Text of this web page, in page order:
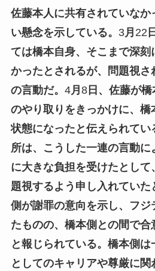
佐藤本人に共有されていなか
い懸念を示している。 3月 22
ては橋本自身、そこまで深刻
かったとされるが、問題視さ
の言動だ。 4月 8日、佐藤が
のやり取りをきっかけに、橋
状態になったと伝えられてい
所は、こうした一連の言動
に大きな負担を受けたとして
題視するよう申し入れてい
側が謝罪の意向を示し、フジ
たものの、橋本側との間で合
と報じられている。橋本側
としてのキャリアや尊厳に